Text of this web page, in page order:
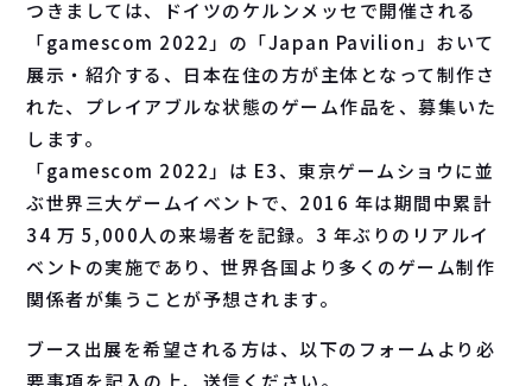
つきましては、ドイツのケルンメッセで開催される
「gamescom 2022」の「Japan Pavilion」おいて
展示・紹介する、日本在住の方が主体となって制作さ
れた、プレイアブルな状態のゲーム作品を、募集いた
します。
「gamescom 2022」は E3、東京ゲームショウに並
ぶ世界三大ゲームイベントで、2016 年は期間中累計
34 万 5,000人の来場者を記録。3 年ぶりのリアルイ
ベントの実施であり、世界各国より多くのゲーム制作
関係者が集うことが予想されます。
ブース出展を希望される方は、以下のフォームより必
要事項を記入の上、送信ください。